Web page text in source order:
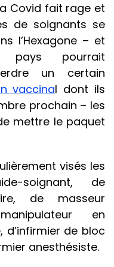
Covid fait rage et
de soignants se
l’Hexagone – et
pourrait
un certain
vaccinal dont ils
prochain – les
mettre le paquet
visés les
soignant, de
de masseur
en
de bloc
anesthésiste.